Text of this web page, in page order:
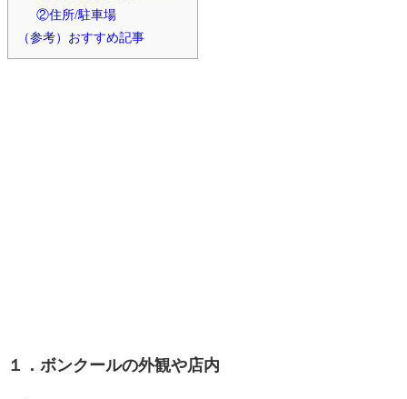
②住所/駐車場
（参考）おすすめ記事
１．ボンクールの外観や店内